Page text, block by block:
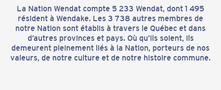
La Nation Wendat compte 5 233 Wendat, dont 1 495
résident à Wendake. Les 3 738 autres membres de
notre Nation sont établis à travers le Québec et dans
d’autres provinces et pays. Où qu’ils soient, ils
demeurent pleinement liés à la Nation, porteurs de nos
valeurs, de notre culture et de notre histoire commune.